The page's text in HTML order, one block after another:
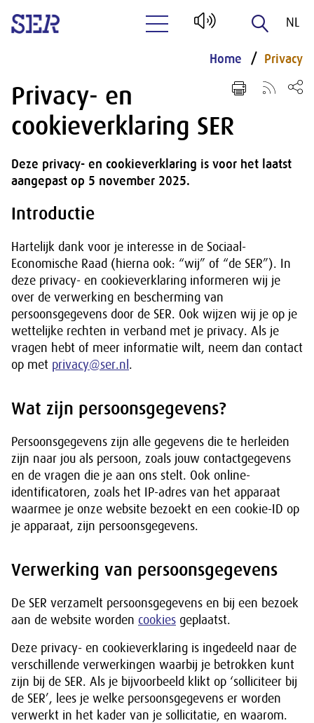
Naar hoofdinhoud
NL
EN
Home Privacy
Privacy- en
cookieverklaring SER
Deze privacy- en cookieverklaring is voor het laatst
aangepast op 5 november 2025.
Introductie
Hartelijk dank voor je interesse in de Sociaal-
Economische Raad (hierna ook: “wij” of “de SER”). In
deze privacy- en cookieverklaring informeren wij je
over de verwerking en bescherming van
persoonsgegevens door de SER. Ook wijzen wij je op je
wettelijke rechten in verband met je privacy. Als je
vragen hebt of meer informatie wilt, neem dan contact
op met privacy@ser.nl .
Wat zijn persoonsgegevens?
Persoonsgegevens zijn alle gegevens die te herleiden
zijn naar jou als persoon, zoals jouw contactgegevens
en de vragen die je aan ons stelt. Ook online-
identificatoren, zoals het IP-adres van het apparaat
waarmee je onze website bezoekt en een cookie-ID op
je apparaat, zijn persoonsgegevens.
Verwerking van persoonsgegevens
De SER verzamelt persoonsgegevens en bij een bezoek
aan de website worden cookies geplaatst.
Deze privacy- en cookieverklaring is ingedeeld naar de
verschillende verwerkingen waarbij je betrokken kunt
zijn bij de SER. Als je bijvoorbeeld klikt op ‘solliciteer bij
de SER’, lees je welke persoonsgegevens er worden
verwerkt in het kader van je sollicitatie, en waarom.